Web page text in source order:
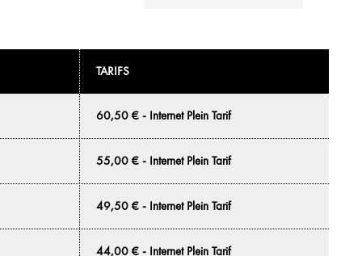
TARIFS
60,50 € - Internet Plein Tarif
55,00 € - Internet Plein Tarif
49,50 € - Internet Plein Tarif
44,00 € - Internet Plein Tarif